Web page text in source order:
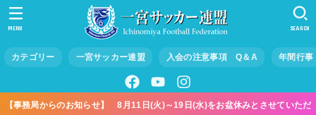
カテゴリー 一宮サッカー連盟 入会の注意事項 Q＆A 年間行事
SEARCH
MENU
【事務局からのお知らせ】 8月11日(火)～19日(水)をお盆休みとさせていただ